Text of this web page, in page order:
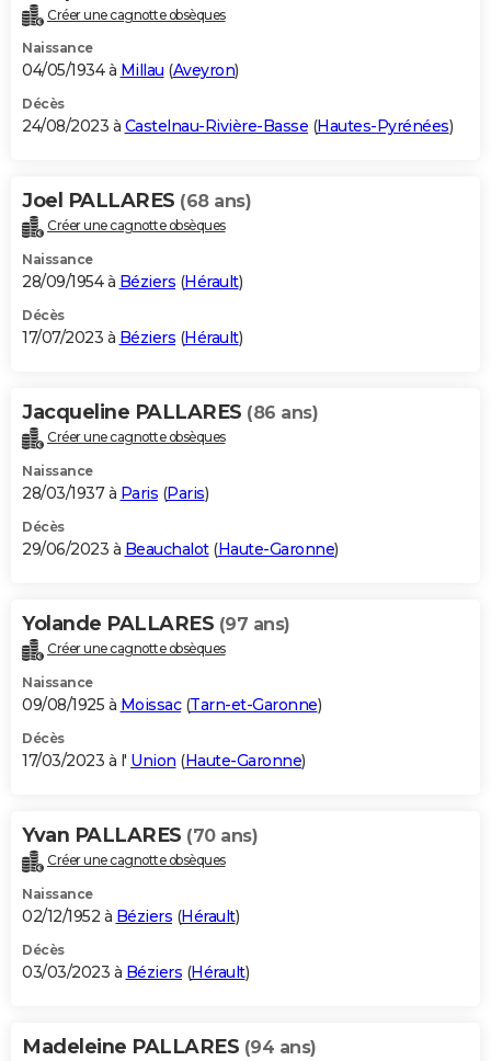
Créer une cagnotte obsèques
Naissance
04/05/1934 à Millau (Aveyron)
Décès
24/08/2023 à Castelnau-Rivière-Basse (Hautes-Pyrénées)
Joel PALLARES (68 ans)
Créer une cagnotte obsèques
Naissance
28/09/1954 à Béziers (Hérault)
Décès
17/07/2023 à Béziers (Hérault)
Jacqueline PALLARES (86 ans)
Créer une cagnotte obsèques
Naissance
28/03/1937 à Paris (Paris)
Décès
29/06/2023 à Beauchalot(Haute-Garonne)
Yolande PALLARES (97 ans)
Créer une cagnotte obsèques
Naissance
09/08/1925 à Moissac(Tarn-et-Garonne)
Décès
17/03/2023 à l' Union (Haute-Garonne)
Yvan PALLARES (70 ans)
Créer une cagnotte obsèques
Naissance
02/12/1952 à Béziers (Hérault)
Décès
03/03/2023 à Béziers (Hérault)
Madeleine PALLARES (94 ans)